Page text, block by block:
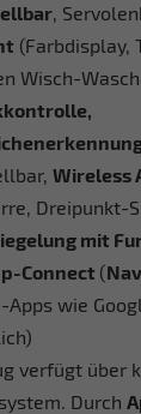
,
(Farbdisplay,
Wisch-
Wireless
Dreipunkt-
mit
Connect (
Apps wie
verfügt über
Durch